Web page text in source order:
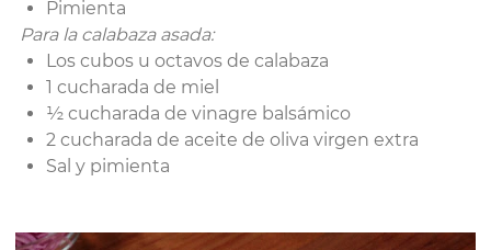
Pimienta
Para la calabaza asada:
Los cubos u octavos de calabaza
1 cucharada de miel
½ cucharada de vinagre balsámico
2 cucharada de aceite de oliva virgen extra
Sal y pimienta